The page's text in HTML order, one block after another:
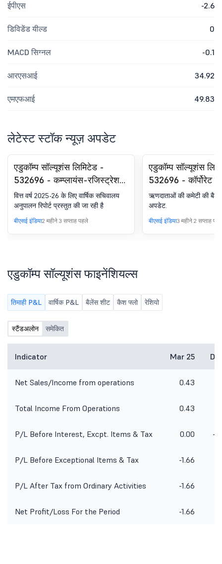
ईपीएस -2.6
डिविडेंड यील्ड 0
MACD सिग्नल -0.1
आरएसआई 34.92
एमएफआई 49.83
लेटेस्ट स्टॉक न्यूज़ अपडेट
एडुकॉम्प सॉल्यूशंस लिमिटेड -
532696 - कम्प्लायंस-रजिस्ट्रेशन
.24(A) -वार्षिक सेक्रेटेरियल
कम्प्लायंस
वित्त वर्ष 2025-26 के लिए वार्षिक सचिवालय
अनुपालन रिपोर्ट प्रस्तुत की जा रही है
बीएसई इंडिया2 महीने 3 सप्ताह पहले
एडुकॉम्प सॉल्यूशंस
532696 - कॉर्पोरेट
रिज़ोल्यूशन प्रोसेस
क्रेडिटर्स कमेटी की
ऋणदाताओं की कमेटी की
अपडेट.
बीएसई इंडिया3 महीने 2 सप्ताह
एडुकॉम्प सॉल्यूशंस फाइनेंशियल्स
तिमाही P&L वार्षिक P&L बैलेंस शीट कैश फ्लो रेशियो
स्टैंडअलोन समेकित
Indicator Mar 25
Net Sales/Income from operations 0.43
Total Income From Operations 0.43
P/L Before Interest, Excpt. Items & Tax 0.00 -
P/L Before Exceptional Items & Tax -1.66
P/L After Tax from Ordinary Activities -1.66
Net Profit/Loss For the Period -1.66